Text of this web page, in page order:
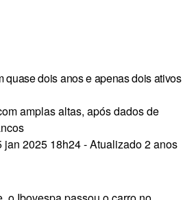
quase dois anos e apenas dois ativos
amplas altas, após dados de
jan 2025 18h24-Atualizado 2 anos